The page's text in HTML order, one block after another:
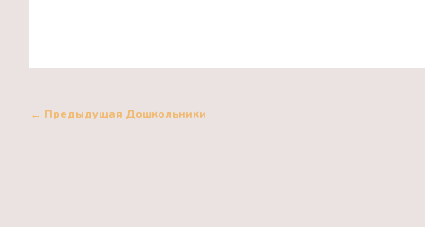
← Предыдущая Дошкольники